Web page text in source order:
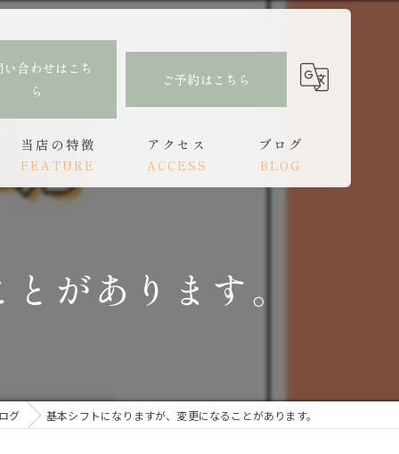
い合わせはこち
ら
ご予約はこちら
当店の特徴
FEATURE
頭痛
アクセス
ACCESS
ブログ
BLOG
があります。
グ 基本シフトになりますが、変更になることがあります。